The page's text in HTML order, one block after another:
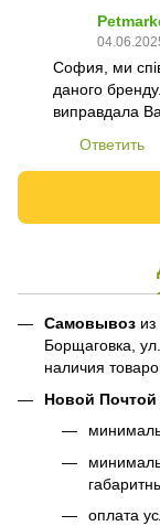
София, ми
даного
виправдала
Ответить
Самовывоз
Борщаговка,
наличия
Новой Почтой
оплата